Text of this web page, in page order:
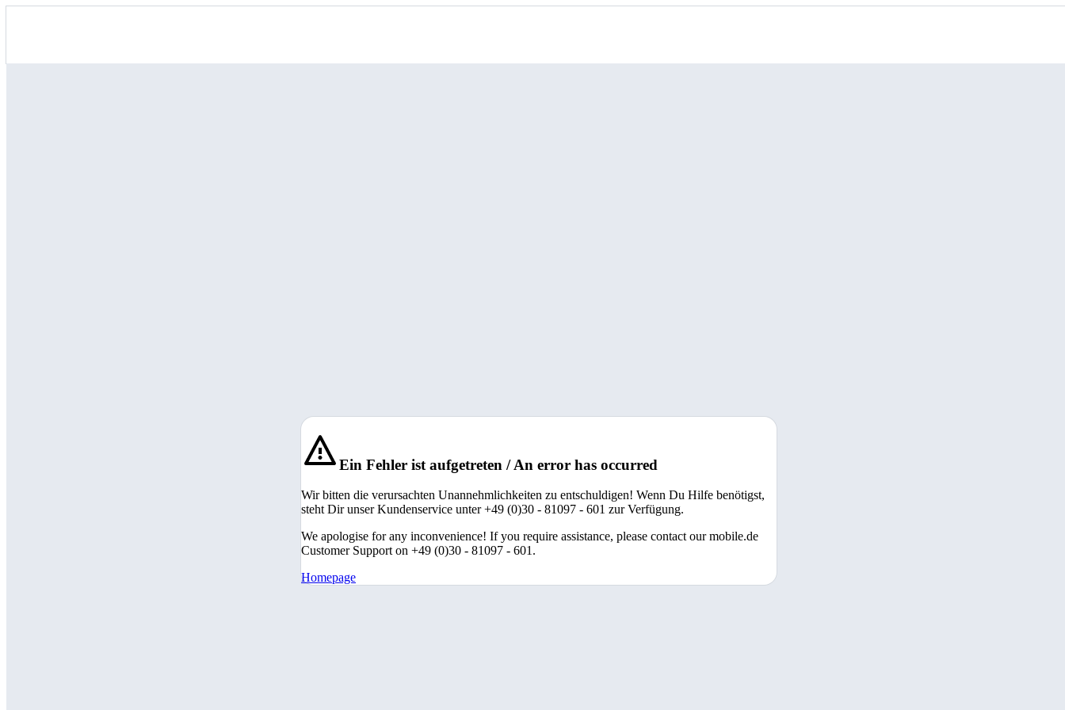
Ein Fehler ist aufgetreten / An error has occurred
Wir bitten die verursachten Unannehmlichkeiten zu entschuldigen! Wenn Du Hilfe benötigst,
steht Dir unser Kundenservice unter +49 (0)30 - 81097 - 601 zur Verfügung.
We apologise for any inconvenience! If you require assistance, please contact our mobile.de
Customer Support on +49 (0)30 - 81097 - 601.
Homepage